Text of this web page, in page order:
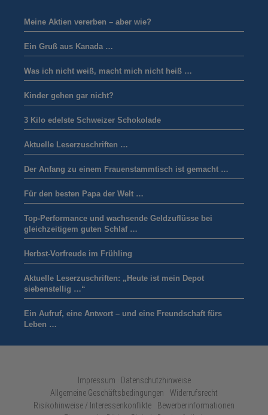
Meine Aktien vererben – aber wie?
Ein Gruß aus Kanada …
Was ich nicht weiß, macht mich nicht heiß …
Kinder gehen gar nicht?
3 Kilo edelste Schweizer Schokolade
Aktuelle Leserzuschriften …
Der Anfang zu einem Frauenstammtisch ist gemacht …
Für den besten Papa der Welt …
Top-Performance und wachsende Geldzuflüsse bei
gleichzeitigem guten Schlaf …
Herbst-Vorfreude im Frühling
Aktuelle Leserzuschriften: „Heute ist mein Depot
siebenstellig …“
Ein Aufruf, eine Antwort – und eine Freundschaft fürs
Leben …
Impressum · Datenschutzhinweise
Allgemeine Geschäftsbedingungen
Widerrufsrecht
Risikohinweise / Interessenkonflikte
Bewerberinformationen